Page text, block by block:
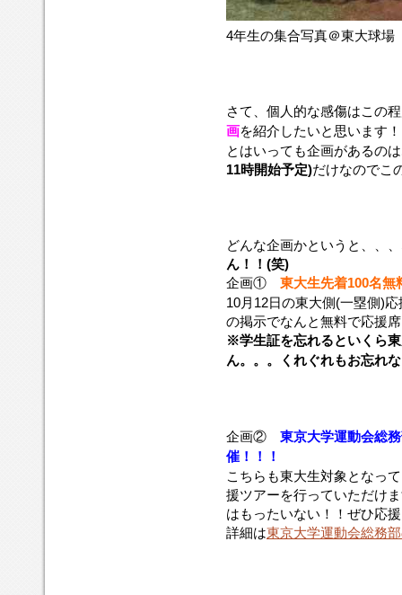
4年生の集合写真＠東大球場
さて、個人的な感傷はこの
画を紹介したいと思います！
とはいっても企画があるのは
11時開始予定)だけなのでこ
どんな企画かというと、、
ん！！(笑)
企画① 東大生先着100名無
10月12日の東大側(一塁側)
の掲示でなんと無料で応援
※学生証を忘れるといくら
ん。。。くれぐれもお忘れ
企画② 東京大学運動会総
催！！！
こちらも東大生対象となっ
援ツアーを行っていただけ
はもったいない！！ぜひ応
詳細は東京大学運動会総務